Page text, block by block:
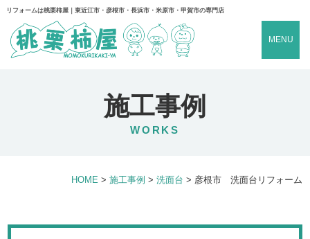
リフォームは桃栗柿屋｜東近江市・彦根市・長浜市・米原市・甲賀市の専門店
MENU
施工事例
WORKS
HOME > 施工事例 > 洗面台 > 彦根市 洗面台リフォーム